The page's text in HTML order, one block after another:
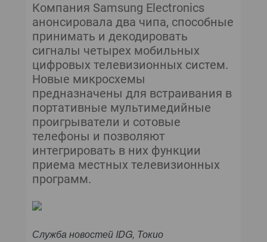
ТЕКУЩИЙ НОМЕР
Компания Samsung Electronics
анонсировала два чипа, способные
принимать и декодировать
сигналы четырех мобильных
цифровых телевизионных систем.
Новые микросхемы
предназначены для встраивания в
портативные мультимедийные
проигрыватели и сотовые
телефоны и позволяют
интегрировать в них функции
приема местных телевизионных
программ.
Служба новостей IDG, Токио